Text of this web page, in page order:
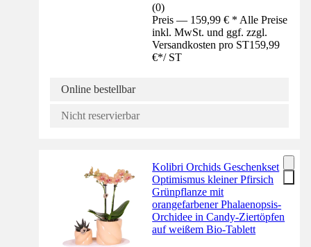
(0)
Preis — 159,99 € * Alle Preise
inkl. MwSt. und ggf. zzgl.
Versandkosten pro ST159,99
€*/ ST
Online bestellbar
Nicht reservierbar
Kolibri Orchids Geschenkset
Optimismus kleiner Pfirsich
Grünpflanze mit
orangefarbener Phalaenopsis-
Orchidee in Candy-Ziertöpfen
auf weißem Bio-Tablett